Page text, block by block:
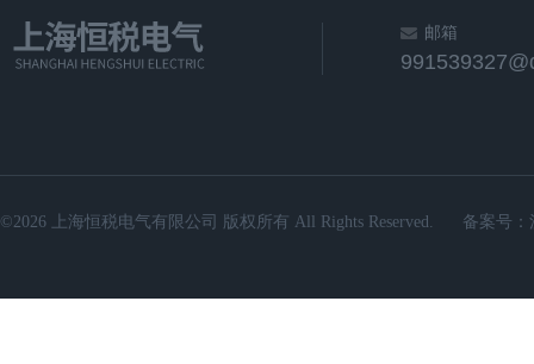
邮箱
©2026 上海恒税电气有限公司 版权所有 All Rights Reserved. 备案号：